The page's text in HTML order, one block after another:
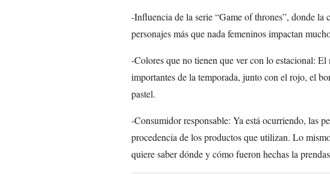
-Influencia de la serie “Game of thrones”, donde la
personajes más que nada femeninos impactan
-Colores que no tienen que ver con lo estacional: El
importantes de la temporada, junto con el rojo, el
pastel.
-Consumidor responsable: Ya está ocurriendo, las
procedencia de los productos que utilizan. Lo
quiere saber dónde y cómo fueron hechas la